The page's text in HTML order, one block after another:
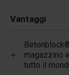
Vantaggi
magazzino
tutto il